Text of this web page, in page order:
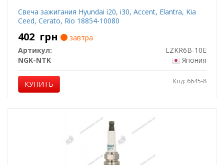
Свеча зажигания Hyundai i20, i30, Accent, Elantra, Kia
Ceed, Cerato, Rio 18854-10080
402 грн
завтра
Артикул:
LZKR6B-10E
NGK-NTK
Япония
КУПИТЬ Код: 6645-8